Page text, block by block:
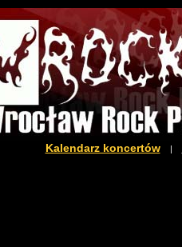
Kalendarz koncertów|